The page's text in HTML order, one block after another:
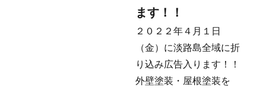
ます！！
２０２２年４月１日
（金）に淡路島全域に折
り込み広告入ります！！
外壁塗装・屋根塗装を